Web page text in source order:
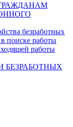
безработных
поиске работы
работы
БЕЗРАБОТНЫХ